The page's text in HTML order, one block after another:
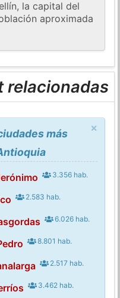
la capital del
aproximada
relacionadas
×
más
3.356 hab.
2.583 hab.
6.026 hab.
8.801 hab.
2.517 hab.
3.462 hab.